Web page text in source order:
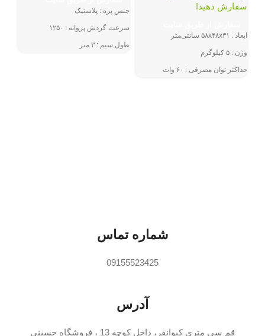
سفارش دهید!
ابعاد : ۵۸x۴۸x۳۱ سانتی‌متر
وزن : ۵ کیلوگرم
حداکثر توان مصرفی : ۶۰ وات
جنس پره : پلاستیک
سرعت گردش پروانه : ۱۲۵۰
طول سیم : ۳ متر
شماره تماس
09155523425
آدرس
قم سی متری کیوانفر، داخل کوچه 13 ، فروشگاه حسینی